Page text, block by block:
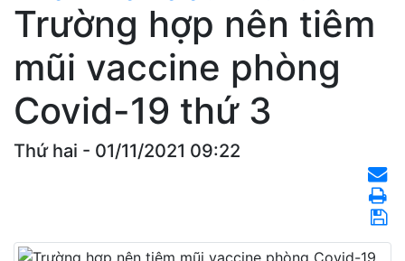
Trường hợp nên tiêm
mũi vaccine phòng
Covid-19 thứ 3
Thứ hai - 01/11/2021 09:22